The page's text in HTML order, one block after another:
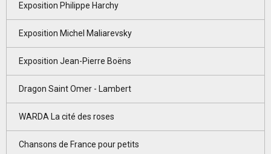
Exposition Philippe Harchy
Exposition Michel Maliarevsky
Exposition Jean-Pierre Boëns
Dragon Saint Omer - Lambert
WARDA La cité des roses
Chansons de France pour petits